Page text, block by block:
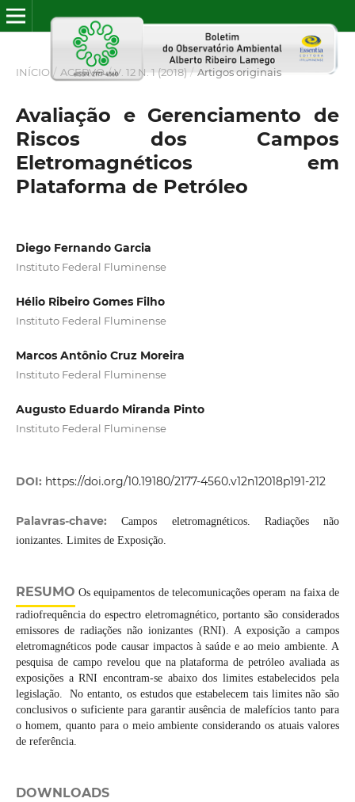
INÍCIO / ACERVO / V. 12 N. 1 (2018) / Artigos originais
Avaliação e Gerenciamento de
Riscos dos Campos
Eletromagnéticos em
Plataforma de Petróleo
Diego Fernando Garcia
Instituto Federal Fluminense
Hélio Ribeiro Gomes Filho
Instituto Federal Fluminense
Marcos Antônio Cruz Moreira
Instituto Federal Fluminense
Augusto Eduardo Miranda Pinto
Instituto Federal Fluminense
DOI: https://doi.org/10.19180/2177-4560.v12n12018p191-212
Palavras-chave:Campos eletromagnéticos. Radiações não
ionizantes. Limites de Exposição.
RESUMO Os equipamentos de telecomunicações operam na faixa de
radiofrequência do espectro eletromagnético, portanto são considerados
emissores de radiações não ionizantes (RNI). A exposição a campos
eletromagnéticos pode causar impactos à saúde e ao meio ambiente. A
pesquisa de campo revelou que na plataforma de petróleo avaliada as
exposições a RNI encontram-se abaixo dos limites estabelecidos pela
legislação. No entanto, os estudos que estabelecem tais limites não são
conclusivos o suficiente para garantir ausência de malefícios tanto para
o homem, quanto para o meio ambiente considerando os atuais valores
de referência.
DOWNLOADS